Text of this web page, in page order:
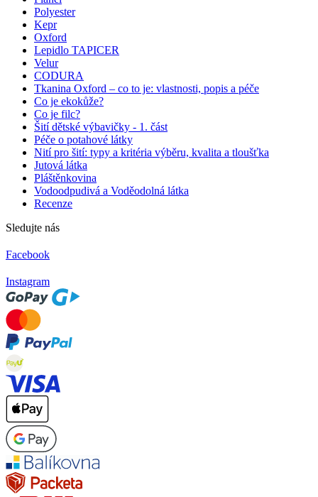
Polyester
Kepr
Oxford
Lepidlo TAPICER
Velur
CODURA
Tkanina Oxford – co to je: vlastnosti, popis a péče
Co je ekokůže?
Co je filc?
Šití dětské výbavičky - 1. část
Péče o potahové látky
Nití pro šití: typy a kritéria výběru, kvalita a tloušťka
Jutová látka
Pláštěnkovina
Vodoodpudivá a Voděodolná látka
Recenze
Sledujte nás
Facebook
Instagram